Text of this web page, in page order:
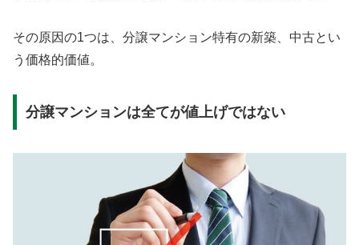
その原因の1つは、分譲マンション特有の新築、中古とい
う価格的価値。
分譲マンションは全てが値上げではない